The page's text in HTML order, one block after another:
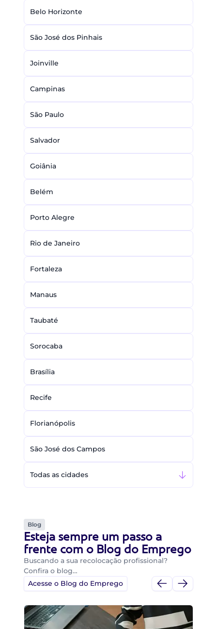
Belo Horizonte
São José dos Pinhais
Joinville
Campinas
São Paulo
Salvador
Goiânia
Belém
Porto Alegre
Rio de Janeiro
Fortaleza
Manaus
Taubaté
Sorocaba
Brasília
Recife
Florianópolis
São José dos Campos
Todas as cidades
Blog
Esteja sempre um passo a
frente com o Blog do Emprego
Buscando a sua recolocação profissional?
Confira o blog…
Acesse o Blog do Emprego